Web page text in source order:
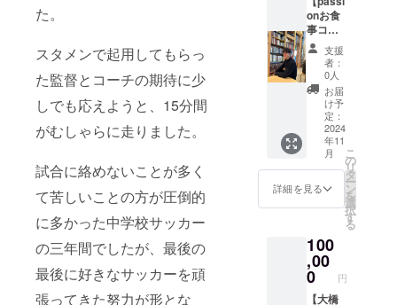
た。
スタメンで起用してもらっ
た監督とコーチの期待に少
しでも応えようと、15分間
がむしゃらに走りました。
試合に絡めないことが多く
て苦しいことの方が圧倒的
に多かった中学校サッカー
の三年間でしたが、最後の
最後に好きなサッカーを頑
張ってきた努力が形とな
(一時間
ほど) 有
効期
限 １
年間 オ
ンライ
ンの場
合 イ
ンスタ
グラム
のビデ
オ電
話、
ZOOM
地場所
は関西
圏でお
願いし
スキル
を磨き
たい
方、楽
しく運
動した
い方、
要望に
合わせ
て ト
レーニ
ングに
お付き
す！ 場
所は関
西圏内
トレー
ニング
onお食
事コー
ス】 ◎
帰国後
お食事
にいき
ましょ
う！
（11月
帰国予
定）海
外での
経験談
やなん
でもお
ます！
お食事
代金は
僕がお
支払い
支援
者：
0人
お届
け予
定：
2024
年11
月
詳細を見る
こ
の
リ
タ
ー
ン
を
選
択
す
る
100
,00
0 円
【大橋